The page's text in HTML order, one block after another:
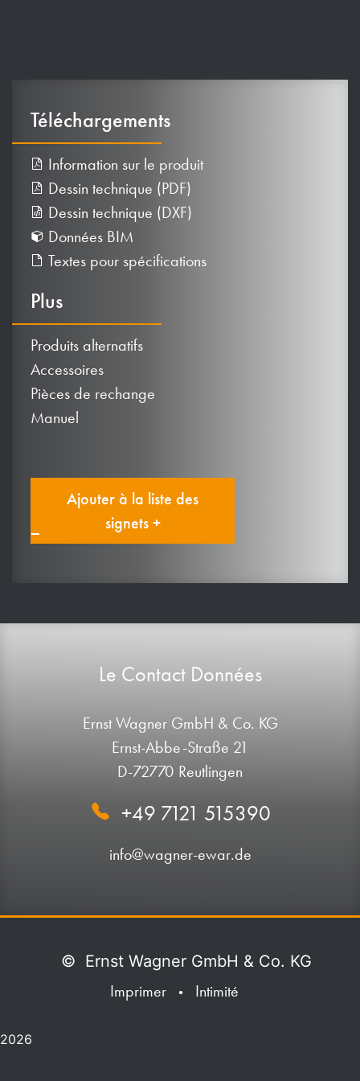
Téléchargements
Information sur le produit
Dessin technique (PDF)
Dessin technique (DXF)
Données BIM
Textes pour spécifications
Plus
Produits alternatifs
Accessoires
Pièces de rechange
Manuel
Ajouter à la liste des
signets +
Le Contact Données
Ernst Wagner GmbH & Co. KG
Ernst-Abbe-Straße 21
D-72770 Reutlingen
+49 7121 515390
info@wagner-ewar.de
© Ernst Wagner GmbH & Co. KG
Imprimer
• Intimité
2026